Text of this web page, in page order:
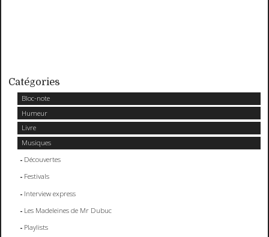
Catégories
Bloc-note
Humeur
Livre
Musiques
Découvertes
Festivals
Interview express
Les Madeleines de Mr Dubuc
Playlists